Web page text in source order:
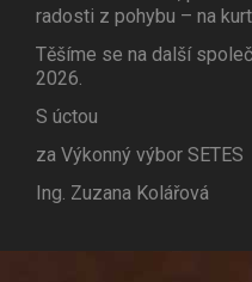
radosti z pohybu – na
Těšíme se na další
2026.
S úctou
za Výkonný výbor SETES
Ing. Zuzana Kolářová